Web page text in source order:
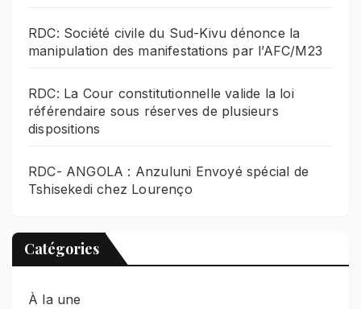
RDC: Société civile du Sud-Kivu dénonce la
manipulation des manifestations par l’AFC/M23
RDC: La Cour constitutionnelle valide la loi
référendaire sous réserves de plusieurs
dispositions
RDC- ANGOLA : Anzuluni Envoyé spécial de
Tshisekedi chez Lourenço
Catégories
À la une